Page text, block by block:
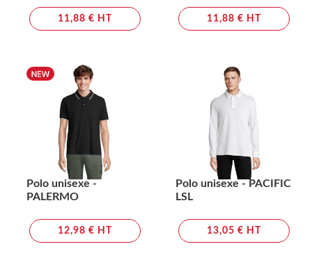
11,88 € HT 11,88 € HT
Polo unisexe -
PALERMO
12,98 € HT
Polo unisexe - PACIFIC
LSL
13,05 € HT